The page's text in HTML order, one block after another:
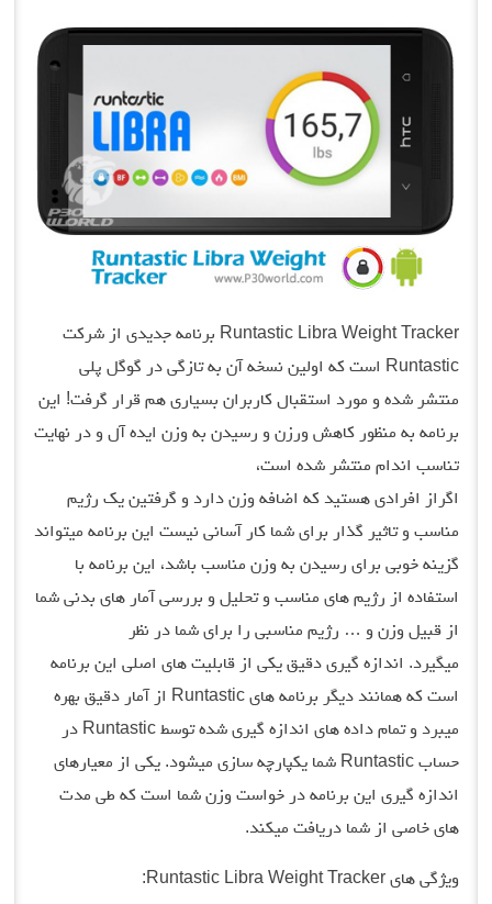
Runtastic Libra Weight Tracker برنامه جدیدی از شرکت
Runtastic است که اولین نسخه آن به تازگی در گوگل پلی
منتشر شده و مورد استقبال کاربران بسیاری هم قرار گرفت! این
برنامه به منظور کاهش ورزن و رسیدن به وزن ایده آل و در نهایت
تناسب اندام منتشر شده است،
اگراز افرادی هستید که اضافه وزن دارد و گرفتین یک رژیم
مناسب و تاثیر گذار برای شما کار آسانی نیست این برنامه میتواند
گزینه خوبی برای رسیدن به وزن مناسب باشد، این برنامه با
استفاده از رژیم های مناسب و تحلیل و بررسی آمار های بدنی شما
از قبیل وزن و … رژیم مناسبی را برای شما در نظر
میگیرد. اندازه گیری دقیق یکی از قابلیت های اصلی این برنامه
است که همانند دیگر برنامه های Runtastic از آمار دقیق بهره
میبرد و تمام داده های اندازه گیری شده توسط Runtastic در
حساب Runtastic شما یکپارچه سازی میشود. یکی از معیارهای
اندازه گیری این برنامه در خواست وزن شما است که طی مدت
های خاصی از شما دریافت میکند.
ویژگی های Runtastic Libra Weight Tracker: